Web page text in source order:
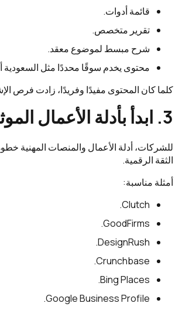
قائمة أدوات.
تقرير متخصص.
شرح مبسط لموضوع معقد.
محتوى يخدم سوقًا محددًا مثل السعودية
كلما كان المحتوى مفيدًا وفريدًا، زادت فرص
3. ابدأ بأدلة الأعمال الموثوقة
للشركات، أدلة الأعمال والمنصات المهنية
الثقة الرقمية.
أمثلة مناسبة:
Clutch.
GoodFirms.
DesignRush.
Crunchbase.
Bing Places.
Google Business Profile.